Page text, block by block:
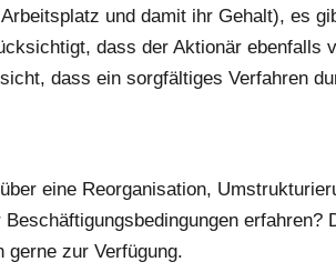
und damit ihr Gehalt), es
dass der Aktionär ebenfalls
dass ein sorgfältiges Verfahren
eine Reorganisation,
erfahren?
gerne zur Verfügung.